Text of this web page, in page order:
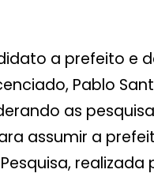
a prefeito e
Pablo
as
assumir a